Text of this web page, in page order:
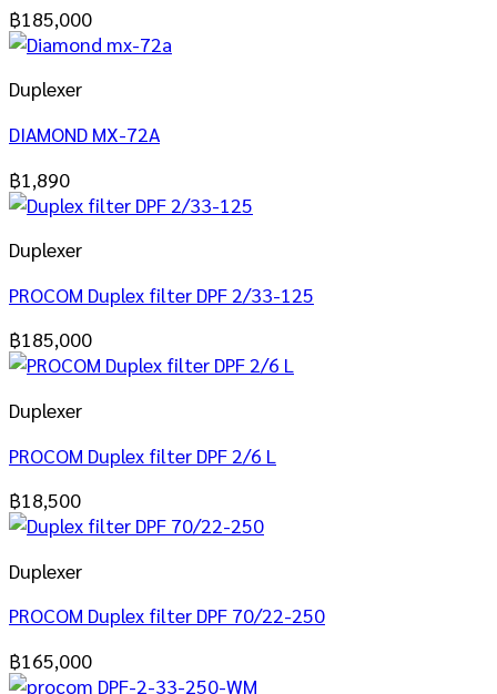
฿185,000
Duplexer
DIAMOND MX-72A
฿1,890
Duplexer
PROCOM Duplex filter DPF 2/33-125
฿185,000
Duplexer
PROCOM Duplex filter DPF 2/6 L
฿18,500
Duplexer
PROCOM Duplex filter DPF 70/22-250
฿165,000